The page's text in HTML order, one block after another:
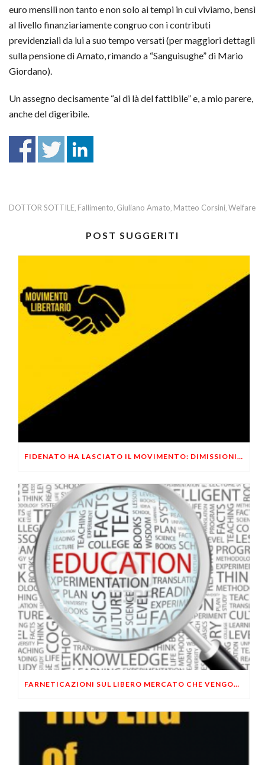
euro mensili non tanto e non solo ai tempi in cui viviamo, bensì
al livello finanziariamente congruo con i contributi
previdenziali da lui a suo tempo versati (per maggiori dettagli
sulla pensione di Amato, rimando a “Sanguisughe” di Mario
Giordano).
Un assegno decisamente “al di là del fattibile” e, a mio parere,
anche del digeribile.
DOTTOR SOTTILE, Fallimento, Giuliano Amato, Matteo Corsini, Welfare
POST SUGGERITI
FIDENATO HA LASCIATO IL MOVIMENTO: DIMISSIONI ANNUNCIATE AD APRILE
FARNETICAZIONI SUL LIBERO MERCATO CHE VENGONO DA LONTANO